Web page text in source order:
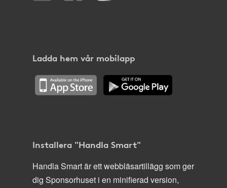
Ladda hem vår mobilapp
Installera "Handla Smart"
Handla Smart är ett webbläsartillägg som ger
dig Sponsorhuset i en minifierad version,